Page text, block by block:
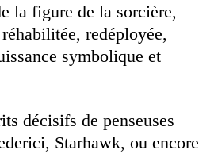
la figure de la sorcière,
redéployée,
symbolique et
décisifs de penseuses
Starhawk, ou encore